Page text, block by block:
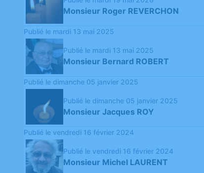
Monsieur Roger REVERCHON
Publié le mardi 13 mai 2025
Publié le mardi 13 mai 2025
Monsieur Bernard ROBERT
Publié le dimanche 05 janvier 2025
Publié le dimanche 05 janvier 2025
Monsieur Jacques ROY
Publié le vendredi 16 février 2024
Publié le vendredi 16 février 2024
Monsieur Michel LAURENT